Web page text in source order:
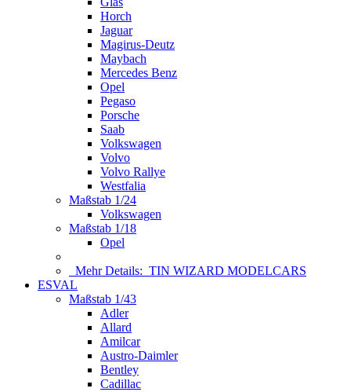
Horch
Jaguar
Magirus-Deutz
Maybach
Mercedes Benz
Opel
Pegaso
Porsche
Saab
Volkswagen
Volvo
Volvo Rallye
Westfalia
Maßstab 1/24
Volkswagen
Maßstab 1/18
Opel
Mehr Details: TIN WIZARD MODELCARS
ESVAL
Maßstab 1/43
Adler
Allard
Amilcar
Austro-Daimler
Bentley
Cadillac